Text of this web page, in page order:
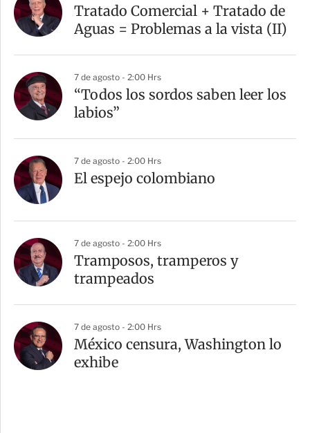
Tratado Comercial + Tratado de
Aguas = Problemas a la vista (II)
7 de agosto - 2:00 Hrs
“Todos los sordos saben leer los
labios”
7 de agosto - 2:00 Hrs
El espejo colombiano
7 de agosto - 2:00 Hrs
Tramposos, tramperos y
trampeados
7 de agosto - 2:00 Hrs
México censura, Washington lo
exhibe